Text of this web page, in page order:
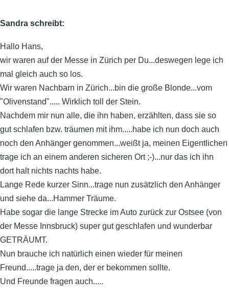
Sandra schreibt:
Hallo Hans,
wir waren auf der Messe in Zürich per Du...deswegen lege ich
mal gleich auch so los.
Wir waren Nachbarn in Zürich...bin die große Blonde...vom
"Olivenstand"..... Wirklich toll der Stein.
Nachdem mir nun alle, die ihn haben, erzählten, dass sie so
gut schlafen bzw. träumen mit ihm.....habe ich nun doch auch
noch den Anhänger genommen...weißt ja, meinen Eigentlichen
trage ich an einem anderen sicheren Ort ;-)...nur das ich ihn
dort halt nichts nachts habe.
Lange Rede kurzer Sinn...trage nun zusätzlich den Anhänger
und siehe da...Hammer Träume.
Habe sogar die lange Strecke im Auto zurück zur Ostsee (von
der Messe Innsbruck) super gut geschlafen und wunderbar
GETRÄUMT.
Nun brauche ich natürlich einen wieder für meinen
Freund.....trage ja den, der er bekommen sollte.
Und Freunde fragen auch.....